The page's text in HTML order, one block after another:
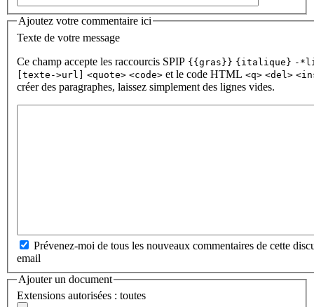
Ajoutez votre commentaire ici
Texte de votre message
Ce champ accepte les raccourcis SPIP {{gras}} {italique} -
[texte->url] <quote> <code> et le code HTML <q> <del>
créer des paragraphes, laissez simplement des lignes vides.
Prévenez-moi de tous les nouveaux commentaires de cette
email
Ajouter un document
Extensions autorisées : toutes